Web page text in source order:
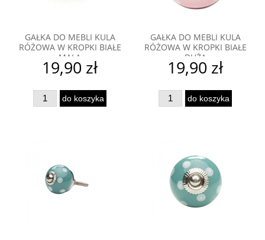
GAŁKA DO MEBLI KULA
RÓŻOWA W KROPKI BIAŁE
MAŁA
19,90 zł
do koszyka
GAŁKA DO MEBLI KULA
RÓŻOWA W KROPKI BIAŁE
DUŻA
19,90 zł
do koszyka